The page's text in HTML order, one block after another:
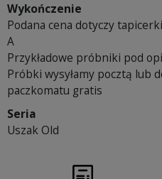
Wykończenie
Podana cena dotyczy
A
Przykładowe próbniki pod
Próbki wysyłamy pocztą lub
paczkomatu gratis
Seria
Uszak Old